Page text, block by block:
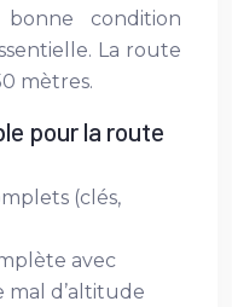
condition
La route
mètres.
pour la route
(clés,
avec
mal d’altitude